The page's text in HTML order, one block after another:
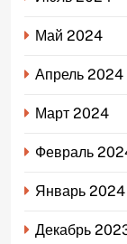
Май 2024
Апрель 2024
Март 2024
Февраль
Январь 2024
Декабрь